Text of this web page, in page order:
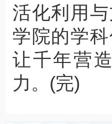
活化利用
学院的学
让千年营
力。(完)